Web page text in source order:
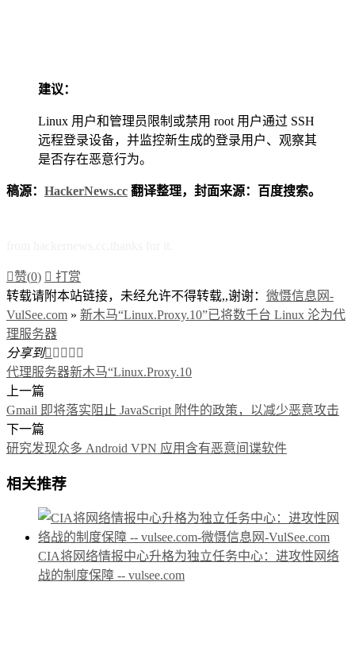
建议：
Linux 用户和管理员限制或禁用 root 用户通过 SSH
远程登录设备，并监控新生成的登录用户、观察其
是否存在恶意行为。
稿源： HackerNews.cc 翻译整理，封面来源：百度搜索。
赞(0)  打赏
转载请附本站链接，未经允许不得转载,,谢谢： 微慑信息网-
VulSee.com » 新木马“Linux.Proxy.10”已将数千台 Linux 沦为代
理服务器
分享到    
代理服务器新木马“Linux.Proxy.10
上一篇
Gmail 即将落实阻止 JavaScript 附件的政策，以减少恶意攻击
下一篇
研究发现众多 Android VPN 应用含有恶意间谍软件
相关推荐
CIA将网络情报中心升格为独立任务中心：进攻性网络
战的制度保障 -- vulsee.com